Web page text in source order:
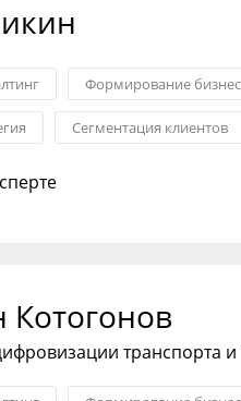
Формирование
Сегментация клиентов
Котогонов
транспорта